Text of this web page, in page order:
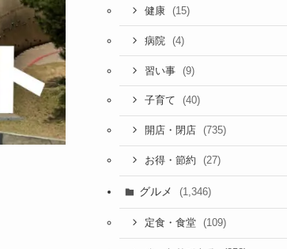
健康 (15)
病院 (4)
習い事 (9)
子育て (40)
開店・閉店 (735)
お得・節約 (27)
グルメ (1,346)
定食・食堂 (109)